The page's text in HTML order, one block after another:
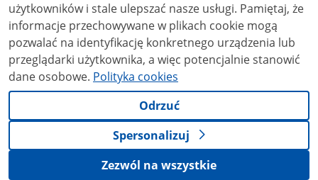
użytkowników i stale ulepszać nasze usługi. Pamiętaj, że
informacje przechowywane w plikach cookie mogą
pozwalać na identyfikację konkretnego urządzenia lub
przeglądarki użytkownika, a więc potencjalnie stanowić
dane osobowe. Polityka cookies
Odrzuć
Spersonalizuj
Zezwól na wszystkie